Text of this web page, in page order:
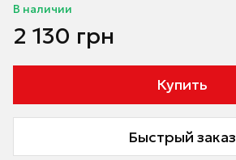
В наличии
2 130 грн
Купить
Быстрый заказ